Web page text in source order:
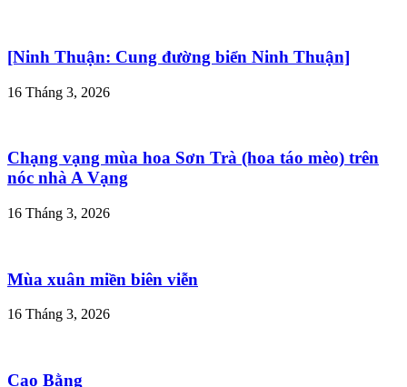
[Ninh Thuận: Cung đường biển Ninh Thuận]
16 Tháng 3, 2026
Chạng vạng mùa hoa Sơn Trà (hoa táo mèo) trên
nóc nhà A Vạng
16 Tháng 3, 2026
Mùa xuân miền biên viễn
16 Tháng 3, 2026
Cao Bằng